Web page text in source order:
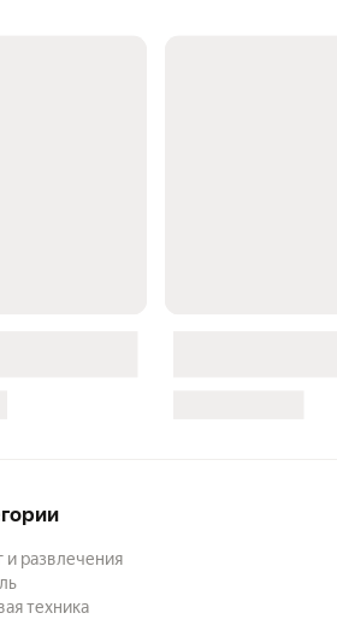
и развлечения
техника